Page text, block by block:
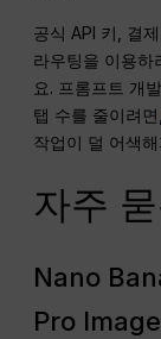
공식 API 키, 결
라우팅을 이용
요. 프롬프트 개
탭 수를 줄이려면,
작업이 덜 어색
자주
Nano
Pro